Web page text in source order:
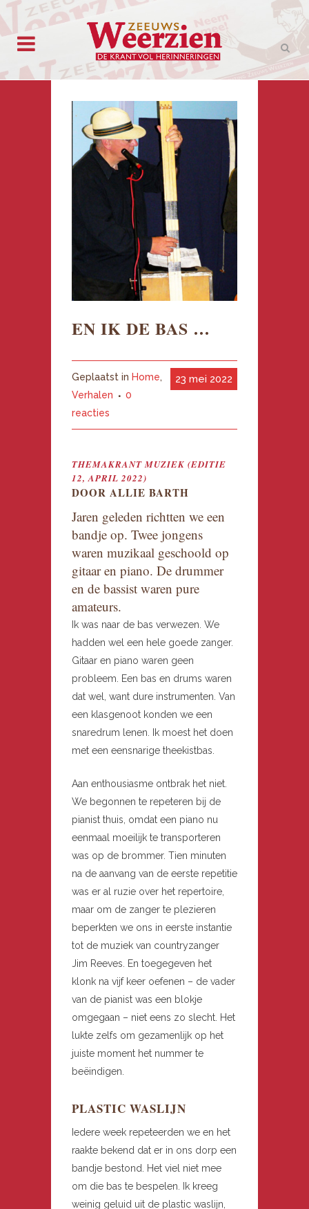
EN IK DE BAS …
23 mei 2022
Geplaatst in Home,
Verhalen
0
reacties
THEMAKRANT MUZIEK (EDITIE
12, APRIL 2022)
DOOR ALLIE BARTH
Jaren geleden richtten we een
bandje op. Twee jongens
waren muzikaal geschoold op
gitaar en piano. De drummer
en de bassist waren pure
amateurs.
Ik was naar de bas verwezen. We
hadden wel een hele goede zanger.
Gitaar en piano waren geen
probleem. Een bas en drums waren
dat wel, want dure instrumenten. Van
een klasgenoot konden we een
snaredrum lenen. Ik moest het doen
met een eensnarige theekistbas.
Aan enthousiasme ontbrak het niet.
We begonnen te repeteren bij de
pianist thuis, omdat een piano nu
eenmaal moeilijk te transporteren
was op de brommer. Tien minuten
na de aanvang van de eerste repetitie
was er al ruzie over het repertoire,
maar om de zanger te plezieren
beperkten we ons in eerste instantie
tot de muziek van countryzanger
Jim Reeves. En toegegeven het
klonk na vijf keer oefenen – de vader
van de pianist was een blokje
omgegaan – niet eens zo slecht. Het
lukte zelfs om gezamenlijk op het
juiste moment het nummer te
beëindigen.
PLASTIC WASLIJN
Iedere week repeteerden we en het
raakte bekend dat er in ons dorp een
bandje bestond. Het viel niet mee
om die bas te bespelen. Ik kreeg
weinig geluid uit de plastic waslijn,